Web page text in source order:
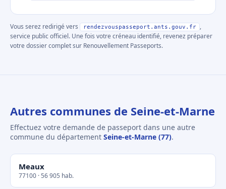
Vous serez redirigé vers rendezvouspasseport.ants.gouv.fr
,
service public officiel. Une fois votre créneau identifié, revenez préparer
votre dossier complet sur Renouvellement Passeports.
Autres communes de Seine-et-Marne
Effectuez votre demande de passeport dans une autre
commune du département Seine-et-Marne (77).
Meaux
77100 · 56 905 hab.